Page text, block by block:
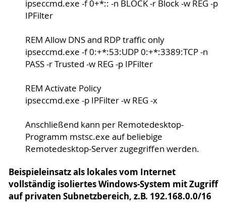
ipseccmd.exe -f 0+*:: -n BLOCK -r Block -w REG -p
IPFilter
REM Allow DNS and RDP traffic only
ipseccmd.exe -f 0:+*:53:UDP 0:+*:3389:TCP -n
PASS -r Trusted -w REG -p IPFilter
REM Activate Policy
ipseccmd.exe -p IPFilter -w REG -x
Anschließend kann per Remotedesktop-
Programm mstsc.exe auf beliebige
Remotedesktop-Server zugegriffen werden.
Beispieleinsatz als lokales vom Internet
vollständig isoliertes Windows-System mit Zugriff
auf privaten Subnetzbereich, z.B. 192.168.0.0/16